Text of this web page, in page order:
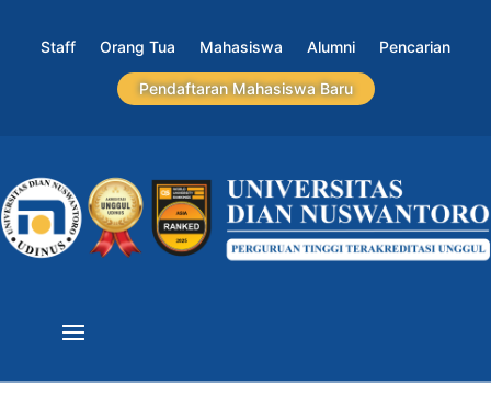
Staff Orang Tua Mahasiswa Alumni Pencarian
Pendaftaran Mahasiswa Baru